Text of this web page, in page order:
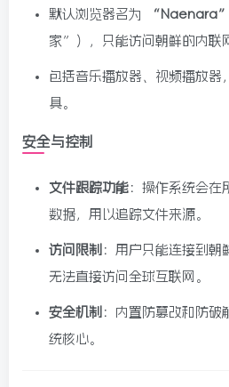
默认浏览器名为 “Naenara”
家”），只能访问朝鲜的内联
包括音乐播放器、视频播放器
具。
安全与控制
文件跟踪功能 ：操作系统会在
数据，用以追踪文件来源。
访问限制 ：用户只能连接到朝
无法直接访问全球互联网。
安全机制 ：内置防篡改和防破
统核心。